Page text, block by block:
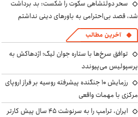
سحر دولتشاهی سکوت را شکست: بد برداشت
شد، قصد بی‌احترامی به باورهای دینی نداشتم
آخرین مطالب
توافق سرخ‌ها با ستاره جوان لیگ؛ اژدهاکش به
پرسپولیس می‌پیوندد
رزمایش ۱۰ جنگنده پیشرفته روسیه بر فراز اروپای
مرکزی با مهمات واقعی
ایران، ترامپ را به سرنوشت ۴۵ سال پیش کارتر